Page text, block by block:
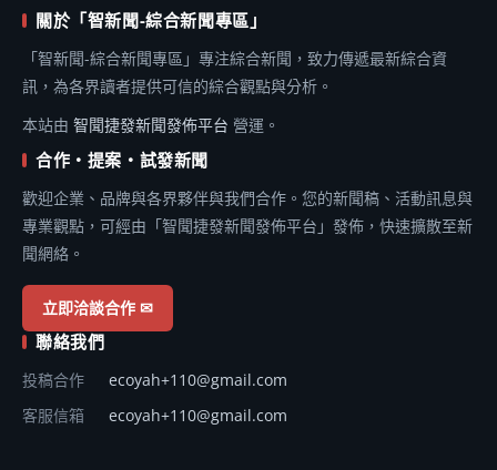
關於「智新聞-綜合新聞專區」
「智新聞-綜合新聞專區」專注綜合新聞，致力傳遞最新綜合資
訊，為各界讀者提供可信的綜合觀點與分析。
本站由 智聞捷發新聞發佈平台 營運。
合作・提案・試發新聞
歡迎企業、品牌與各界夥伴與我們合作。您的新聞稿、活動訊息與
專業觀點，可經由「智聞捷發新聞發佈平台」發佈，快速擴散至新
聞網絡。
立即洽談合作 ✉
聯絡我們
投稿合作
ecoyah+110@gmail.com
客服信箱
ecoyah+110@gmail.com